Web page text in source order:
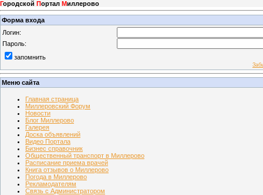
Городской Портал Миллерово
Форма входа
Логин:
Пароль:
запомнить
Меню сайта
Главная страница
Миллеровский Форум
Новости
Блог Миллерово
Галерея
Доска объявлений
Видео Портала
Бизнес справочник
Общественный транспорт в Миллерово
Расписание приема врачей
Книга отзывов о Миллерово
Погода в Миллерово
Рекламодателям
Связь с Администратором